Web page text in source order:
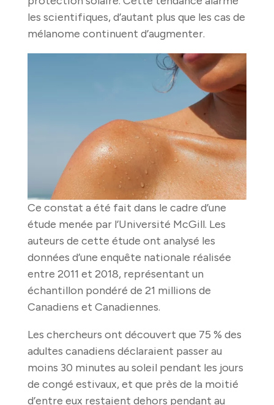
les scientifiques, d’autant plus que les cas de
mélanome continuent d’augmenter.
Ce constat a été fait dans le cadre d’une
étude menée par l’Université McGill. Les
auteurs de cette étude ont analysé les
données d’une enquête nationale réalisée
entre 2011 et 2018, représentant un
échantillon pondéré de 21 millions de
Canadiens et Canadiennes.
Les chercheurs ont découvert que 75 % des
adultes canadiens déclaraient passer au
moins 30 minutes au soleil pendant les jours
de congé estivaux, et que près de la moitié
d’entre eux restaient dehors pendant au